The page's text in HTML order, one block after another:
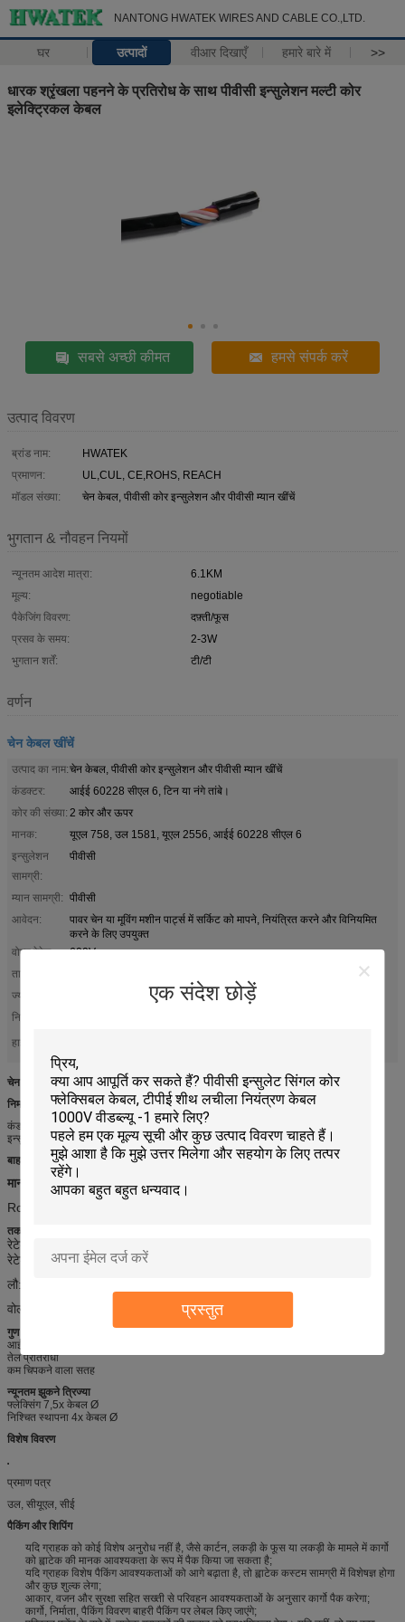
NANTONG HWATEK WIRES AND CABLE CO.,LTD.
घर उत्पादों वीआर दिखाएँ हमारे बारे में >>
एक संदेश छोड़ें
प्रस्तुत
धारक श्रृंखला पहनने के प्रतिरोध के साथ पीवीसी इन्सुलेशन मल्टी कोर
इलेक्ट्रिकल केबल
सबसे अच्छी कीमत हमसे संपर्क करें
उत्पाद विवरण
ब्रांड नाम:
HWATEK
प्रमाणन:
UL,CUL, CE,ROHS, REACH
मॉडल संख्या:
चेन केबल, पीवीसी कोर इन्सुलेशन और पीवीसी म्यान खींचें
भुगतान & नौवहन नियमों
न्यूनतम आदेश मात्रा:
6.1KM
मूल्य:
negotiable
पैकेजिंग विवरण:
दफ़्ती/फूस
प्रसव के समय:
2-3W
भुगतान शर्तें:
टी/टी
वर्णन
चेन केबल खींचें
उत्पाद का नाम:चेन केबल, पीवीसी कोर इन्सुलेशन और पीवीसी म्यान खींचें
कंडक्टर:
आईई 60228 सीएल 6, टिन या नंगे तांबे।
कोर की संख्या: 2 कोर और ऊपर
मानक:
यूएल 758, उल 1581, यूएल 2556, आईई 60228 सीएल 6
इन्सुलेशन
सामग्री:
पीवीसी
म्यान सामग्री: पीवीसी
आवेदन:
पावर चेन या मूविंग मशीन पार्ट्स में सर्किट को मापने, नियंत्रित करने और विनियमित
करने के लिए उपयुक्त
वोल्ट रेटेड:
600V
तापमान:
ज्योति:
VW-1, FT1, FT2, IEC60332-1-3
नि: शुल्क नमूने:
हाई लाइट:
चेन केबल, पीवीसी कोर इन्सुलेशन और पीवीसी म्यान खींचें
निर्माण
कंडक्टर: फंसे हुए तांबा तांबा
इन्सुलेशन: पीवीसी
बाहरी शीट
: पीवीसी
मानकों:
अंतर्राष्ट्रीय: यूएल 758, उल 1581, उल 2556, आईईसी 60228 सीएल 6
RoHS, पहुंच अनुपालन,
तकनीकी डेटा
रेटेड वोल्टेज:
रेटेड तापमान: -40℃ -105℃
लौ:
वोल्टेज परीक्षण का सामना: एसी 2.5kV / 1min
गुण
आईईसी 60332-1-2 और सीएसए एफटी 1 के अनुसार लौ-प्रतिरोधी
तेल प्रतिरोधी
कम चिपकने वाला सतह
न्यूनतम झुकने त्रिज्या
फ्लेक्सिंग 7,5x केबल Ø
निश्चित स्थापना 4x केबल Ø
विशेष विवरण
प्रमाण पत्र
उल, सीयूएल, सीई
पैकिंग और शिपिंग
यदि ग्राहक को कोई विशेष अनुरोध नहीं है, जैसे कार्टन, लकड़ी के फूस या लकड़ी के मामले में कार्गो
को ह्वाटेक की मानक आवश्यकता के रूप में पैक किया जा सकता है;
यदि ग्राहक विशेष पैकिंग आवश्यकताओं को आगे बढ़ाता है, तो ह्वाटेक कस्टम सामग्री में विशेषज्ञ होगा
और कुछ शुल्क लेगा;
आकार, वजन और सुरक्षा सहित सख्ती से परिवहन आवश्यकताओं के अनुसार कार्गो पैक करेगा;
कार्गो, निर्माता, पैकिंग विवरण बाहरी पैकिंग पर लेबल किए जाएंगे;